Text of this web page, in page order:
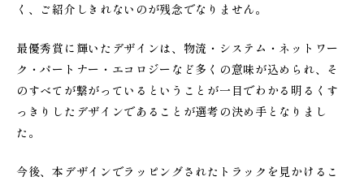
く、ご紹介しきれないのが残念でなりません。
最優秀賞に輝いたデザインは、物流・システム・ネットワー
ク・パートナー・エコロジーなど多くの意味が込められ、そ
のすべてが繋がっているということが一目でわかる明るくす
っきりしたデザインであることが選考の決め手となりまし
た。
今後、本デザインでラッピングされたトラックを見かけるこ